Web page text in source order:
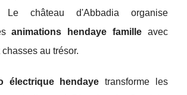
Le château d'Abbadia organise
animations hendaye familleavec
au trésor.
électrique hendaye transforme les